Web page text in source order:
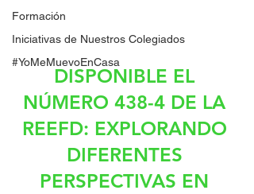
Formación
Iniciativas de Nuestros Colegiados
#YoMeMuevoEnCasa
DISPONIBLE EL
NÚMERO 438-4 DE LA
REEFD: EXPLORANDO
DIFERENTES
PERSPECTIVAS EN